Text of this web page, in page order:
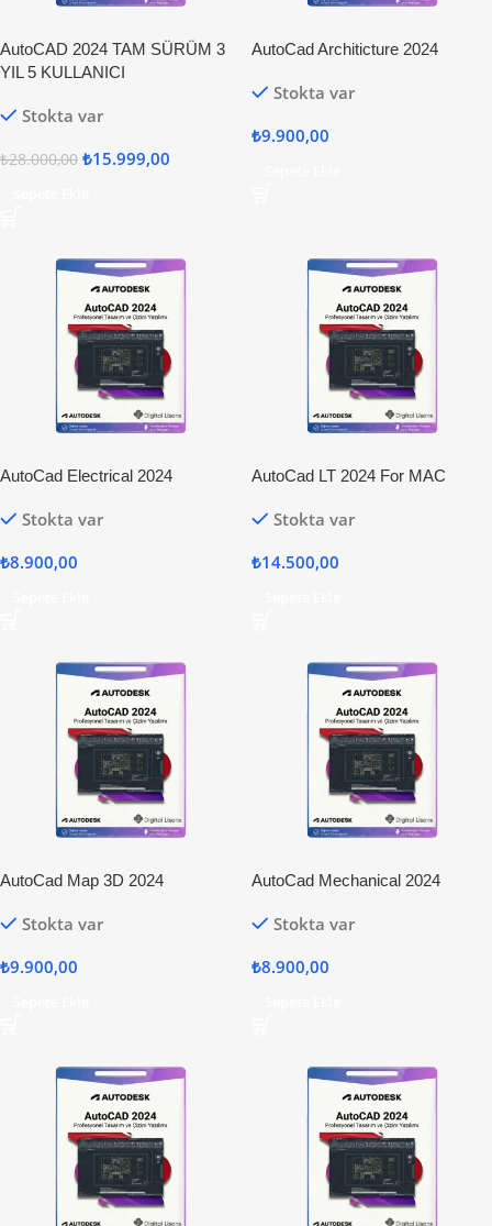
AutoCAD 2024 TAM SÜRÜM 3
YIL 5 KULLANICI
Stokta var
₺28.000,00 ₺15.999,00
AutoCad Architicture 2024
Stokta var
₺9.900,00
AutoCad Electrical 2024
Stokta var
₺8.900,00
AutoCad LT 2024 For MAC
Stokta var
₺14.500,00
AutoCad Map 3D 2024
Stokta var
₺9.900,00
AutoCad Mechanical 2024
Stokta var
₺8.900,00